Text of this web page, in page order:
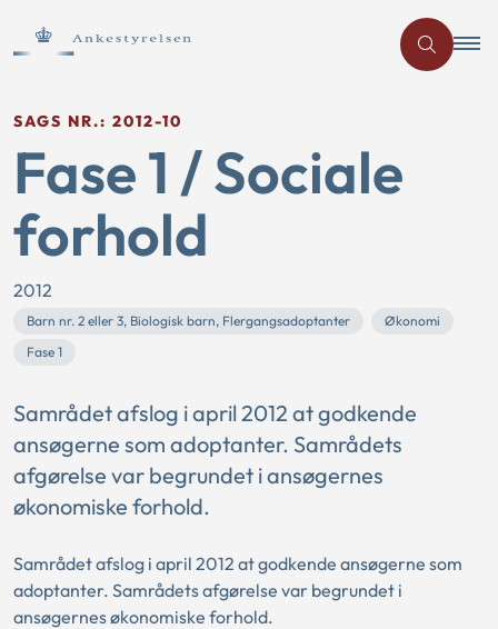
SAGS NR.: 2012-10
Fase 1 / Sociale
forhold
2012
Barn nr. 2 eller 3, Biologisk barn, Flergangsadoptanter
Økonomi
Fase 1
Samrådet afslog i april 2012 at godkende
ansøgerne som adoptanter. Samrådets
afgørelse var begrundet i ansøgernes
økonomiske forhold.
Samrådet afslog i april 2012 at godkende ansøgerne som
adoptanter. Samrådets afgørelse var begrundet i
ansøgernes økonomiske forhold.